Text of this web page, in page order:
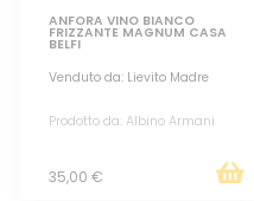
ANFORA VINO BIANCO
FRIZZANTE MAGNUM CASA
BELFI
Venduto da: Lievito Madre
Prodotto da: Albino Armani
35,00 €